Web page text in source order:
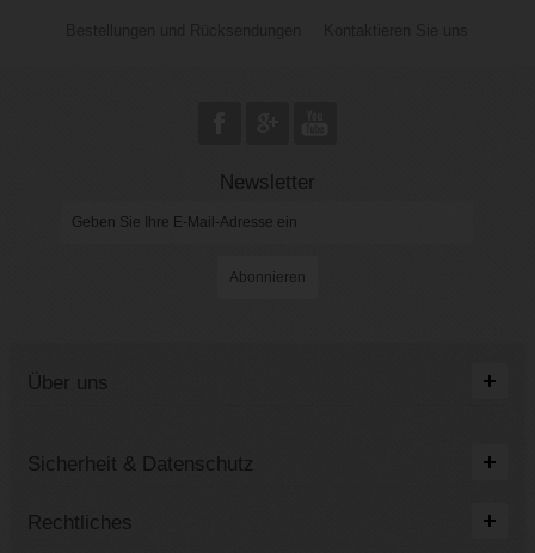
Newsletter
Abonnieren
Über uns
Sicherheit & Datenschutz
Rechtliches